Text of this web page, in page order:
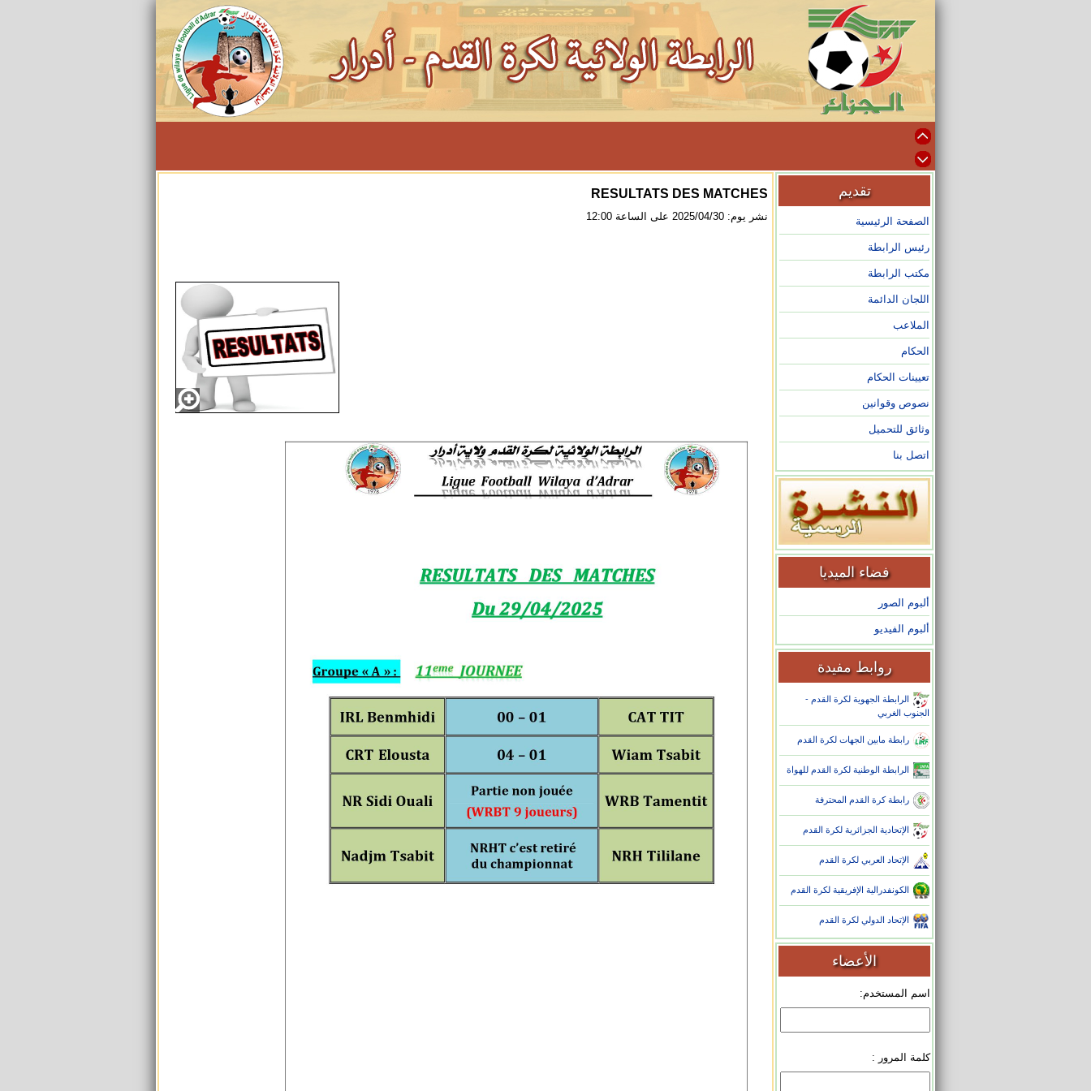
تقديم
الصفحة الرئيسية
رئيس الرابطة
مكتب الرابطة
اللجان الدائمة
الملاعب
الحكام
تعيينات الحكام
نصوص وقوانين
وثائق للتحميل
اتصل بنا
فضاء الميديا
ألبوم الصور
ألبوم الفيديو
روابط مفيدة
الرابطة الجهوية لكرة القدم -
الجنوب الغربي
رابطة مابين الجهات لكرة القدم
الرابطة الوطنية لكرة القدم للهواة
رابطة كرة القدم المحترفة
الإتحادية الجزائرية لكرة القدم
الإتحاد العربي لكرة القدم
الكونفدرالية الإفريقية لكرة القدم
الإتحاد الدولي لكرة القدم
الأعضاء
اسم المستخدم:
كلمة المرور :
RESULTATS DES MATCHES
نشر يوم: 2025/04/30 على الساعة 12:00